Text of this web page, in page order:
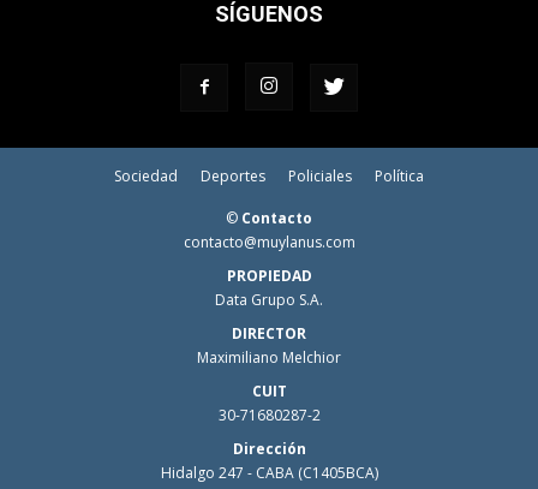
SÍGUENOS
Sociedad Deportes Policiales Política
© Contacto
contacto@muylanus.com
PROPIEDAD
Data Grupo S.A.
DIRECTOR
Maximiliano Melchior
CUIT
30-71680287-2
Dirección
Hidalgo 247 - CABA (C1405BCA)